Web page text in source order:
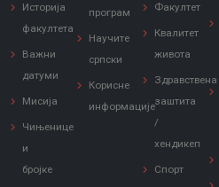
Историја
факултета
Важни
датуми
Мисија
Чињенице
и
бројке
програм
Научите
српски
Корисне
информације
Факултет
Квалитет
живота
Здравствена
заштита
/
хендикеп
Спорт